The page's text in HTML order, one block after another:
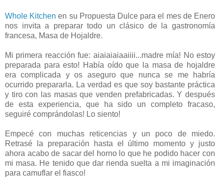
Whole Kitchen en su Propuesta Dulce para el mes de Enero
nos invita a preparar todo un clásico de la gastronomía
francesa, Masa de Hojaldre.
Mi primera reacción fue: aiaiaiaiaaiiii...madre mía! No estoy
preparada para esto! Había oído que la masa de hojaldre
era complicada y os aseguro que nunca se me habría
ocurrido prepararla. La verdad es que soy bastante práctica
y tiro con las masas que venden prefabricadas. Y después
de esta experiencia, que ha sido un completo fracaso,
seguiré comprándolas! Lo siento!
Empecé con muchas reticencias y un poco de miedo.
Retrasé la preparación hasta el último momento y justo
ahora acabo de sacar del horno lo que he podido hacer con
mi masa. He tenido que dar rienda suelta a mi imaginación
para camuflar el fiasco!